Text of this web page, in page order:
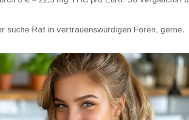
suche Rat in vertrauenswürdigen Foren, gerne.